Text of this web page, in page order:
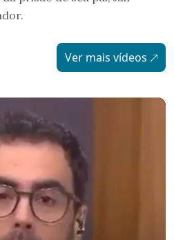
Ver mais vídeos